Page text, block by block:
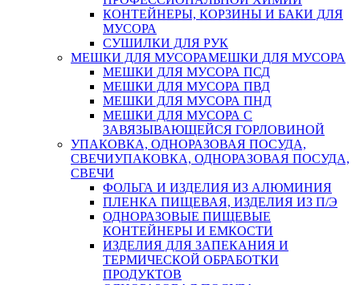
КОНТЕЙНЕРЫ, КОРЗИНЫ И БАКИ ДЛЯ
МУСОРА
СУШИЛКИ ДЛЯ РУК
МЕШКИ ДЛЯ МУСОРАМЕШКИ ДЛЯ МУСОРА
МЕШКИ ДЛЯ МУСОРА ПСД
МЕШКИ ДЛЯ МУСОРА ПВД
МЕШКИ ДЛЯ МУСОРА ПНД
МЕШКИ ДЛЯ МУСОРА С
ЗАВЯЗЫВАЮЩЕЙСЯ ГОРЛОВИНОЙ
УПАКОВКА, ОДНОРАЗОВАЯ ПОСУДА,
СВЕЧИУПАКОВКА, ОДНОРАЗОВАЯ ПОСУДА,
СВЕЧИ
ФОЛЬГА И ИЗДЕЛИЯ ИЗ АЛЮМИНИЯ
ПЛЕНКА ПИЩЕВАЯ, ИЗДЕЛИЯ ИЗ П/Э
ОДНОРАЗОВЫЕ ПИЩЕВЫЕ
КОНТЕЙНЕРЫ И ЕМКОСТИ
ИЗДЕЛИЯ ДЛЯ ЗАПЕКАНИЯ И
ТЕРМИЧЕСКОЙ ОБРАБОТКИ
ПРОДУКТОВ